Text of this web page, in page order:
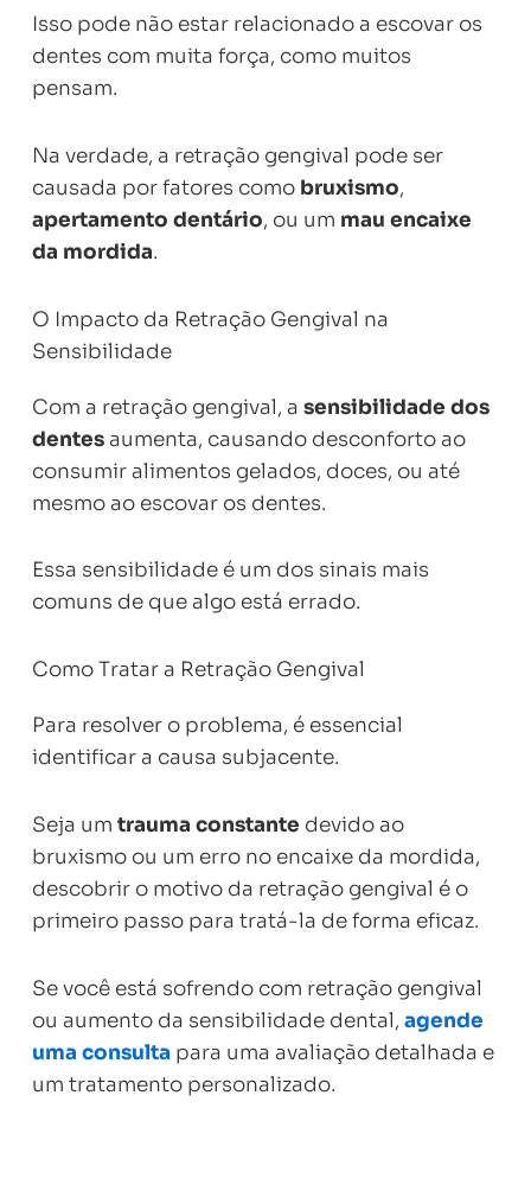
Isso pode não estar relacionado a escovar os
dentes com muita força, como muitos
pensam.
Na verdade, a retração gengival pode ser
causada por fatores como bruxismo,
apertamento dentário, ou um mau encaixe
da mordida.
O Impacto da Retração Gengival na
Sensibilidade
Com a retração gengival, asensibilidade dos
dentes aumenta, causando desconforto ao
consumir alimentos gelados, doces, ou até
mesmo ao escovar os dentes.
Essa sensibilidade é um dos sinais mais
comuns de que algo está errado.
Como Tratar a Retração Gengival
Para resolver o problema, é essencial
identificar a causa subjacente.
Seja umtrauma constante devido ao
bruxismo ou um erro no encaixe da mordida,
descobrir o motivo da retração gengival é o
primeiro passo para tratá-la de forma eficaz.
Se você está sofrendo com retração gengival
ou aumento da sensibilidade dental,agende
uma consulta para uma avaliação detalhada e
um tratamento personalizado.